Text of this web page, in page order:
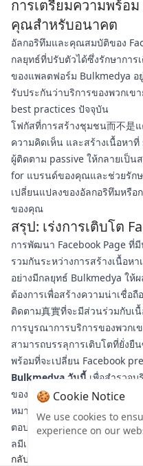
การเตรียมความพร้อ
คุณสำหรับอนาคต
อัลกอริทึมและคุณสมบัติของ
กลยุทธ์ที่ปรับตัวได้ซึ่งรักษาการ
ของแพลตฟอร์ม Bulkmedya
รับประกันว่าบริการของพวกเข
best practices ปัจจุบัน
โฟกัสที่การสร้างชุมชน而不是
ความคิดเห็น และสร้างเนื้อหา
ผู้ติดตาม passive ให้กลายเป็
for แบรนด์ของคุณและช่วยรัก
เปลี่ยนแปลงของอัลกอริทึมหรือ
ของคุณ
สรุป: เร่งการเติบโต
การพัฒนา Facebook Page ที่
รวมกันระหว่างการสร้างเนื้อห
อย่างมีกลยุทธ์ Bulkmedya ให้
ต้องการเพื่อสร้างความน่าเชื่อ
ติดตาม真實ที่จะมีส่วนร่วมกับเ
การบูรณาการบริการของพวก
สามารถบรรลุการเติบโตที่ยั่งยื
พร้อมที่จะเปลี่ยน Facebook
Bulkmedya วันนี้ เพื่อสำรวจ
ของพวกเขาและเริ่มเห็นผลลัพ
หมายการเติบโตของผู้ชม แพล
ตอบสนองอย่างรวดเร็วของพวก
ลมีเดียของคุณง่ายกว่าเดิม
กลับ
🍪 Cookie Notice
We use cookies to
experience on our